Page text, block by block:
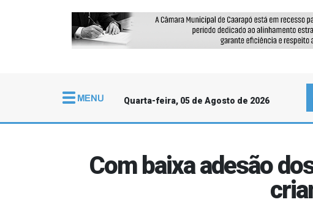
Quarta-feira, 05 de Agosto de 2026
Com baixa adesão